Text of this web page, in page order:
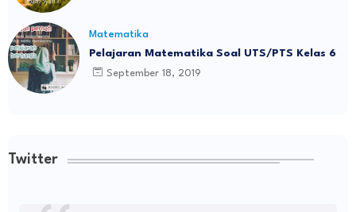
Matematika
Pelajaran Matematika Soal UTS/PTS Kelas 6
September 18, 2019
Twitter